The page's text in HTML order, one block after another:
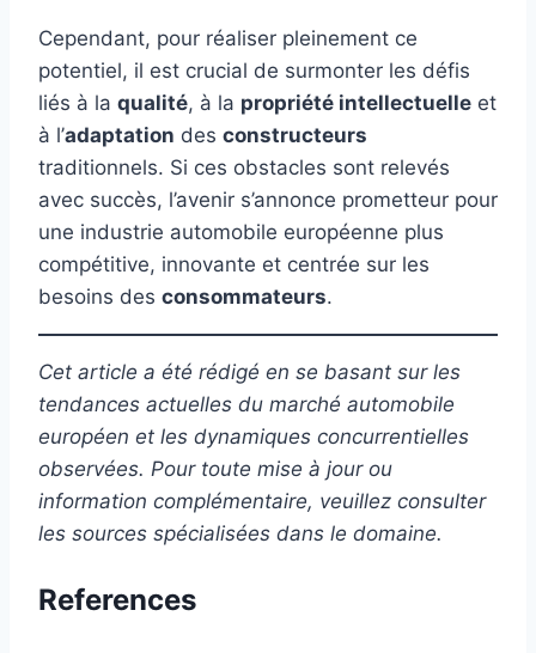
Cependant, pour réaliser pleinement ce
potentiel, il est crucial de surmonter les défis
liés à la qualité, à la propriété intellectuelle et
à l’adaptation des constructeurs
traditionnels. Si ces obstacles sont relevés
avec succès, l’avenir s’annonce prometteur pour
une industrie automobile européenne plus
compétitive, innovante et centrée sur les
besoins des consommateurs.
Cet article a été rédigé en se basant sur les
tendances actuelles du marché automobile
européen et les dynamiques concurrentielles
observées. Pour toute mise à jour ou
information complémentaire, veuillez consulter
les sources spécialisées dans le domaine.
References